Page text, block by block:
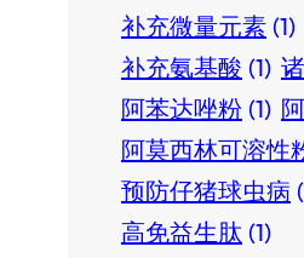
补充微量元素 (1)
补充氨基酸 (1)
阿苯达唑粉 (1)
阿莫西林可溶性
预防仔猪球虫病
高免益生肽 (1)